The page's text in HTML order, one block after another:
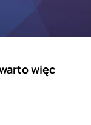
więc